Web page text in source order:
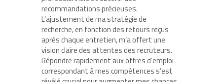
recommandations précieuses.
L’ajustement de ma stratégie de
recherche, en fonction des retours reçus
après chaque entretien, m’a offert une
vision claire des attentes des recruteurs.
Répondre rapidement aux offres d’emploi
correspondant à mes compétences s’est